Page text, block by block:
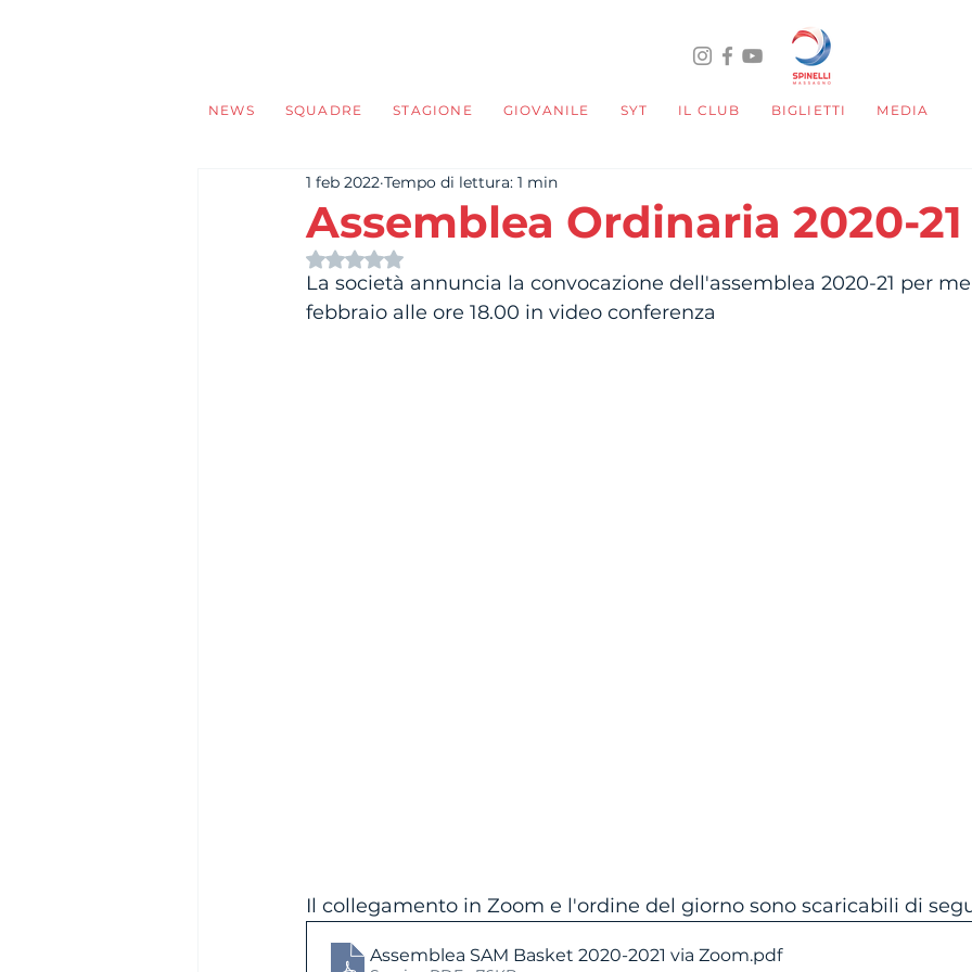
NEWS SQUADRE STAGIONE GIOVANILE SYT IL CLUB BIGLIETTI MEDIA
Assemblea Ordinaria 2020-21
1 feb 2022 Tempo di lettura: 1 min
Valutazione NaN stelle su 5.
La società annuncia la convocazione dell'assemblea 2020-21 per
febbraio alle ore 18.00 in video conferenza
Il collegamento in Zoom e l'ordine del giorno sono scaricabili di
Assemblea SAM Basket 2020-2021 via Zoom.pdf